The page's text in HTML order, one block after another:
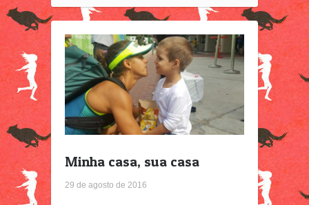
Minha casa, sua casa
29 de agosto de 2016